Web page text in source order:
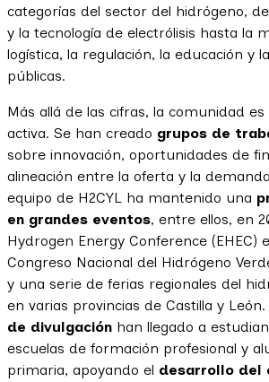
categorías del sector del hidrógeno,
y la tecnología de electrólisis hasta la
logística, la regulación, la educación y
públicas.
Más allá de las cifras, la comunidad
activa. Se han creado grupos de
sobre innovación, oportunidades de
alineación entre la oferta y la
equipo de H2CYL ha mantenido una
en grandes eventos, entre ellos, en
Hydrogen Energy Conference (EHEC)
Congreso Nacional del Hidrógeno
y una serie de ferias regionales del
en varias provincias de Castilla y León.
de divulgación han llegado a
escuelas de formación profesional y
primaria, apoyando el desarrollo del